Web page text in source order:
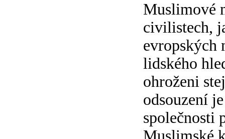
Muslimové
civilistech,
evropských
lidského
ohroženi
odsouzení
společnosti